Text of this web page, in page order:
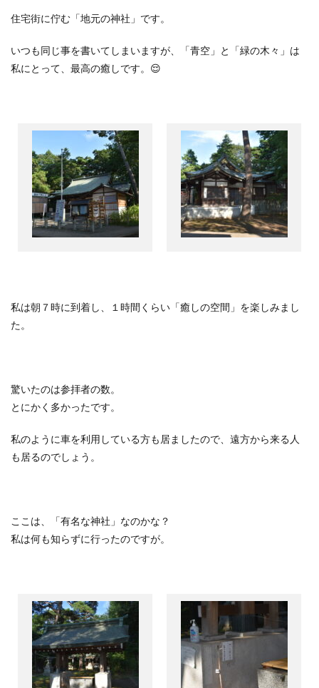
住宅街に佇む「地元の神社」です。
いつも同じ事を書いてしまいますが、「青空」と「緑の木々」は
私にとって、最高の癒しです。 😌
私は朝７時に到着し、１時間くらい「癒しの空間」を楽しみまし
た。
驚いたのは参拝者の数。
とにかく多かったです。
私のように車を利用している方も居ましたので、遠方から来る人
も居るのでしょう。
ここは、「有名な神社」なのかな？
私は何も知らずに行ったのですが。